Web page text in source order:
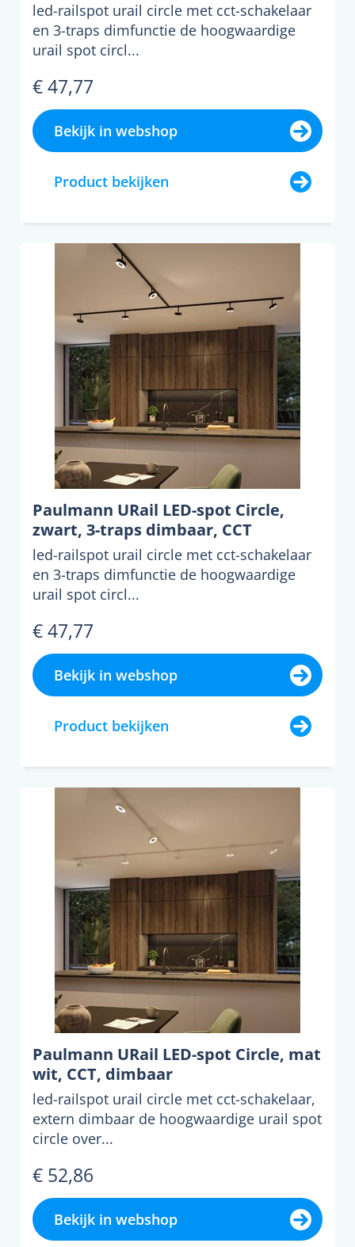
led-railspot urail circle met cct-schakelaar
en 3-traps dimfunctie de hoogwaardige
urail spot circl...
€ 47,77
Bekijk in webshop
Product bekijken
Paulmann URail LED-spot Circle,
zwart, 3-traps dimbaar, CCT
led-railspot urail circle met cct-schakelaar
en 3-traps dimfunctie de hoogwaardige
urail spot circl...
€ 47,77
Bekijk in webshop
Product bekijken
Paulmann URail LED-spot Circle, mat
wit, CCT, dimbaar
led-railspot urail circle met cct-schakelaar,
extern dimbaar de hoogwaardige urail spot
circle over...
€ 52,86
Bekijk in webshop